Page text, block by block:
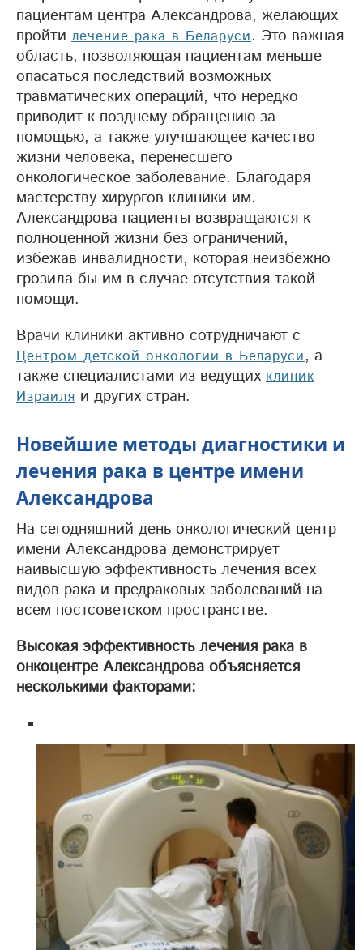
пациентам центра Александрова, желающих
пройти лечение рака в Беларуси. Это важная
область, позволяющая пациентам меньше
опасаться последствий возможных
травматических операций, что нередко
приводит к позднему обращению за
помощью, а также улучшающее качество
жизни человека, перенесшего
онкологическое заболевание. Благодаря
мастерству хирургов клиники им.
Александрова пациенты возвращаются к
полноценной жизни без ограничений,
избежав инвалидности, которая неизбежно
грозила бы им в случае отсутствия такой
помощи.
Врачи клиники активно сотрудничают с
Центром детской онкологии в Беларуси, а
также специалистами из ведущих клиник
Израиля и других стран.
Новейшие методы диагностики и
лечения рака в центре имени
Александрова
На сегодняшний день онкологический центр
имени Александрова демонстрирует
наивысшую эффективность лечения всех
видов рака и предраковых заболеваний на
всем постсоветском пространстве.
Высокая эффективность лечения рака в
онкоцентре Александрова объясняется
несколькими факторами: